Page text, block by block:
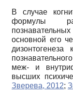
В случае
формулы
основной его
меж- и
высших
Зверева, 2012;